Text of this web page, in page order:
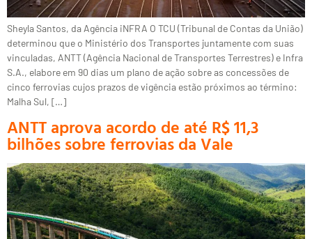
Sheyla Santos, da Agência iNFRA O TCU (Tribunal de Contas da União)
determinou que o Ministério dos Transportes juntamente com suas
vinculadas, ANTT (Agência Nacional de Transportes Terrestres) e Infra
S.A., elabore em 90 dias um plano de ação sobre as concessões de
cinco ferrovias cujos prazos de vigência estão próximos ao término:
Malha Sul, […]
ANTT aprova acordo de até R$ 11,3
bilhões sobre ferrovias da Vale